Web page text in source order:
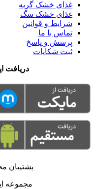
غذای خشک گربه
غذای خشک سگ
شرایط و قوانین
تماس با ما
پرسش و پاسخ
ثبت شکایات
دریافت
پشتیبان
مجموعه